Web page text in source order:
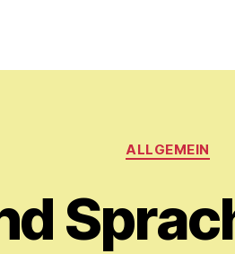
ALLGEMEINV
M
y